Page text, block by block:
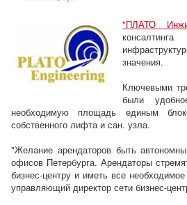
"ПЛАТО
значения.
Ключевыми
были
необходимую площадь единым
собственного лифта и сан. узла.
"Желание арендаторов быть
офисов Петербурга. Арендаторы
бизнес-центру и иметь все
управляющий директор сети бизнес-